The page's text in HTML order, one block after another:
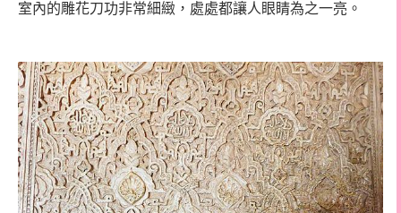
室內的雕花刀功非常細緻，處處都讓人眼睛為之一亮。